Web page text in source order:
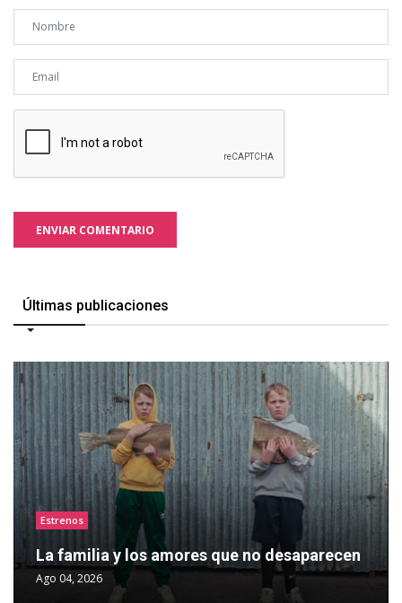
ENVIAR COMENTARIO
Últimas publicaciones
Estrenos
La familia y los amores que no desaparecen
Ago 04, 2026